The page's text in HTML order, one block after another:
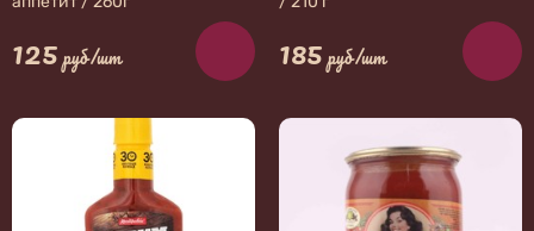
125 руб/шт 185 руб/шт